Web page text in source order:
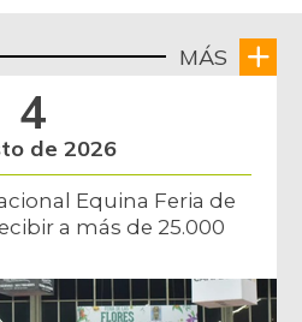
MÁS
4
de 2026
Equina Feria de
a más de 25.000